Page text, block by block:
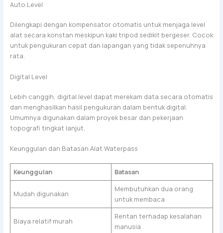
Auto Level
Dilengkapi dengan kompensator otomatis untuk menjaga level
alat secara konstan meskipun kaki tripod sedikit bergeser. Cocok
untuk pengukuran cepat dan lapangan yang tidak sepenuhnya
rata.
Digital Level
Lebih canggih, digital level dapat merekam data secara otomatis
dan menghasilkan hasil pengukuran dalam bentuk digital.
Umumnya digunakan dalam proyek besar dan pekerjaan
topografi tingkat lanjut.
Keunggulan dan Batasan Alat Waterpass
Keunggulan Batasan
Mudah digunakan
Membutuhkan dua orang
untuk membaca
Biaya relatif murah
Rentan terhadap kesalahan
manusia